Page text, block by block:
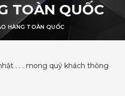
TOÀN QUỐC
HÀNG TOÀN QUỐC
. . . mong quý khách thông